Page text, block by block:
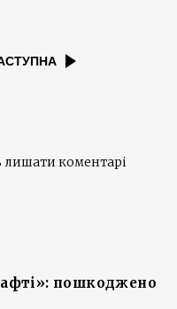
лишати коментарі
пошкоджено